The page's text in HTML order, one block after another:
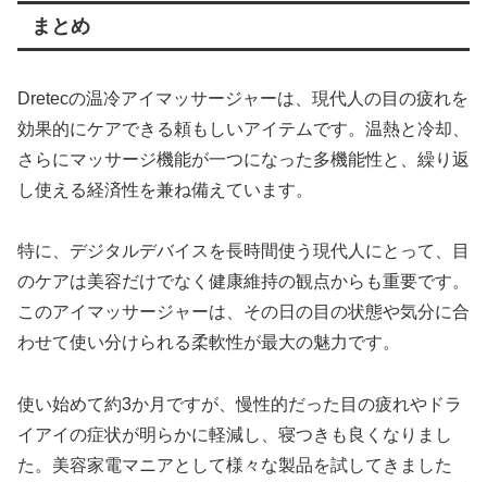
まとめ
Dretecの温冷アイマッサージャーは、現代人の目の疲れを
効果的にケアできる頼もしいアイテムです。温熱と冷却、
さらにマッサージ機能が一つになった多機能性と、繰り返
し使える経済性を兼ね備えています。
特に、デジタルデバイスを長時間使う現代人にとって、目
のケアは美容だけでなく健康維持の観点からも重要です。
このアイマッサージャーは、その日の目の状態や気分に合
わせて使い分けられる柔軟性が最大の魅力です。
使い始めて約3か月ですが、慢性的だった目の疲れやドラ
イアイの症状が明らかに軽減し、寝つきも良くなりまし
た。美容家電マニアとして様々な製品を試してきました